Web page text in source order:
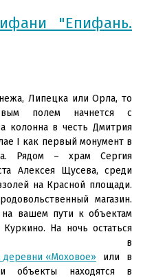
"Епифань.
Липецка или Орла, то
полем начнется с
колонна в честь Дмитрия
I как первый монумент в
Рядом – храм Сергия
Алексея Щусева, среди
на Красной площади.
магазин.
на вашем пути к объектам
На ночь остаться
в
деревни «Моховое» или в
объекты находятся в